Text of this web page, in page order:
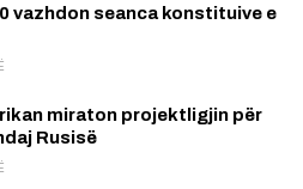
vazhdon seanca konstituive e
miraton projektligjin për
Rusisë